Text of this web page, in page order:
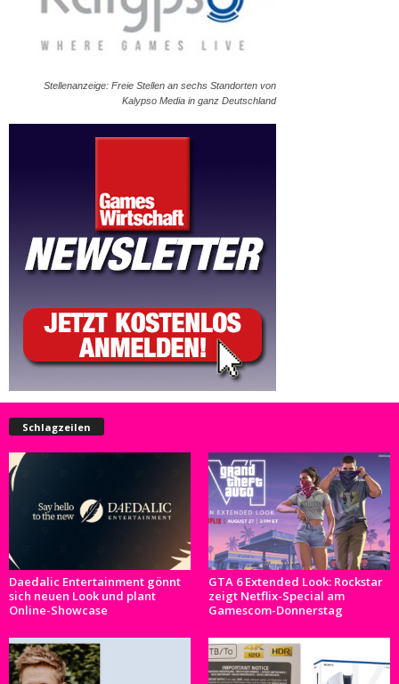
Stellenanzeige: Freie Stellen an sechs Standorten von
Kalypso Media in ganz Deutschland
Schlagzeilen
Daedalic Entertainment gönnt
sich neuen Look und plant
Online-Showcase
GTA 6 Extended Look: Rockstar
zeigt Netflix-Special am
Gamescom-Donnerstag